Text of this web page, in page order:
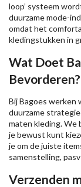
loop’ systeem
duurzame mode-
omdat het
kledingstukken in
Wat Doet
Bevorderen?
Bij Bagoes werken
duurzame
maten kleding.
je bewust kunt
je om de juiste
samenstelling,
Verzenden